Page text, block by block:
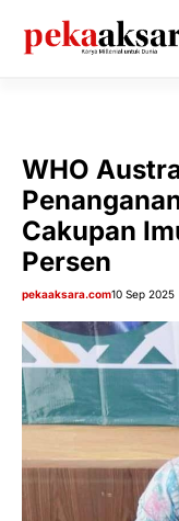
WHO
Cakupan
Persen
pekaaksara.com10 Sep 2025